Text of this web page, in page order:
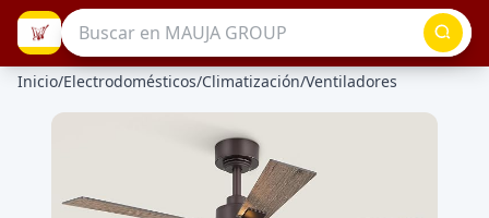
Inicio/Electrodomésticos/Climatización/Ventiladores